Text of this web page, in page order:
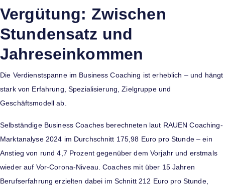
Vergütung: Zwischen
Stundensatz und
Jahreseinkommen
Die Verdienstspanne im Business Coaching ist erheblich – und hängt
stark von Erfahrung, Spezialisierung, Zielgruppe und
Geschäftsmodell ab.
Selbständige Business Coaches berechneten laut RAUEN Coaching-
Marktanalyse 2024 im Durchschnitt 175,98 Euro pro Stunde – ein
Anstieg von rund 4,7 Prozent gegenüber dem Vorjahr und erstmals
wieder auf Vor-Corona-Niveau. Coaches mit über 15 Jahren
Berufserfahrung erzielten dabei im Schnitt 212 Euro pro Stunde,